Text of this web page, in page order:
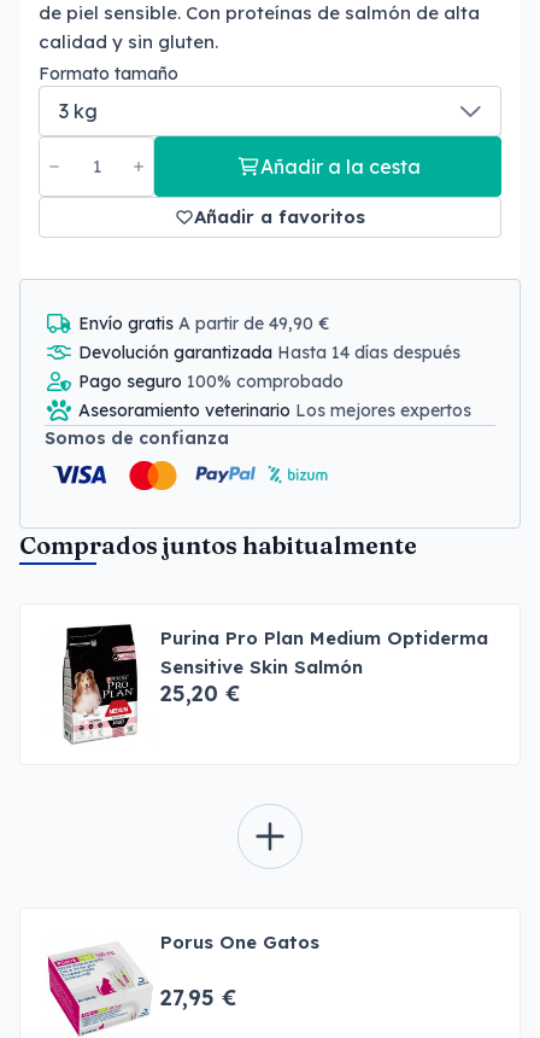
de piel sensible. Con proteínas de salmón de alta
calidad y sin gluten.
Formato tamaño
Añadir a la cesta
Añadir a favoritos
Envío gratis A partir de 49,90 €
Devolución garantizada Hasta 14 días después
Pago seguro 100% comprobado
Asesoramiento veterinario Los mejores expertos
Somos de confianza
Comprados juntos habitualmente
Purina Pro Plan Medium Optiderma
Sensitive Skin Salmón
25,20 €
Porus One Gatos
27,95 €